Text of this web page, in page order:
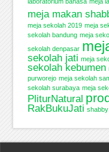
meja makan
meja sekolah 2019 meja
sekolah bandung meja
sekolah denpasar
sekolah jati meja
sekolah kebumen
purworejo meja sekolah
sekolah surabaya meja
PliturNatural
RakBukuJati